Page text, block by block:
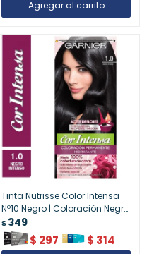
Tinta Nutrisse Color Intensa
Nº10 Negro | Coloración Negra
Intensa y Duradera
$349
$ 297 $ 314